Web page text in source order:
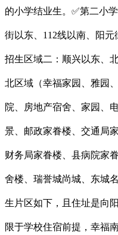
的小学结业生。✅第二小
街以东、112线以南、阳元
招生区域二：顺兴以东、
北区域（幸福家园、雅园
院、房地产宿舍、家园、
景、邮政家眷楼、交通局
财务局家眷楼、县病院家
舍楼、瑞誉城尚城、东城
生片区如下，且住址是向
限于学校住宿前提，幸福